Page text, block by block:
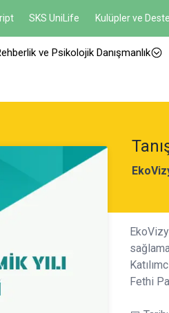
SKS UniLife Kulüpler ve
ve Psikolojik Danışmanlık
Fethi